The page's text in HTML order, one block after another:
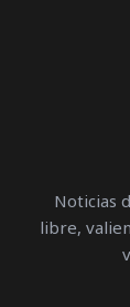
Noticias
libre,